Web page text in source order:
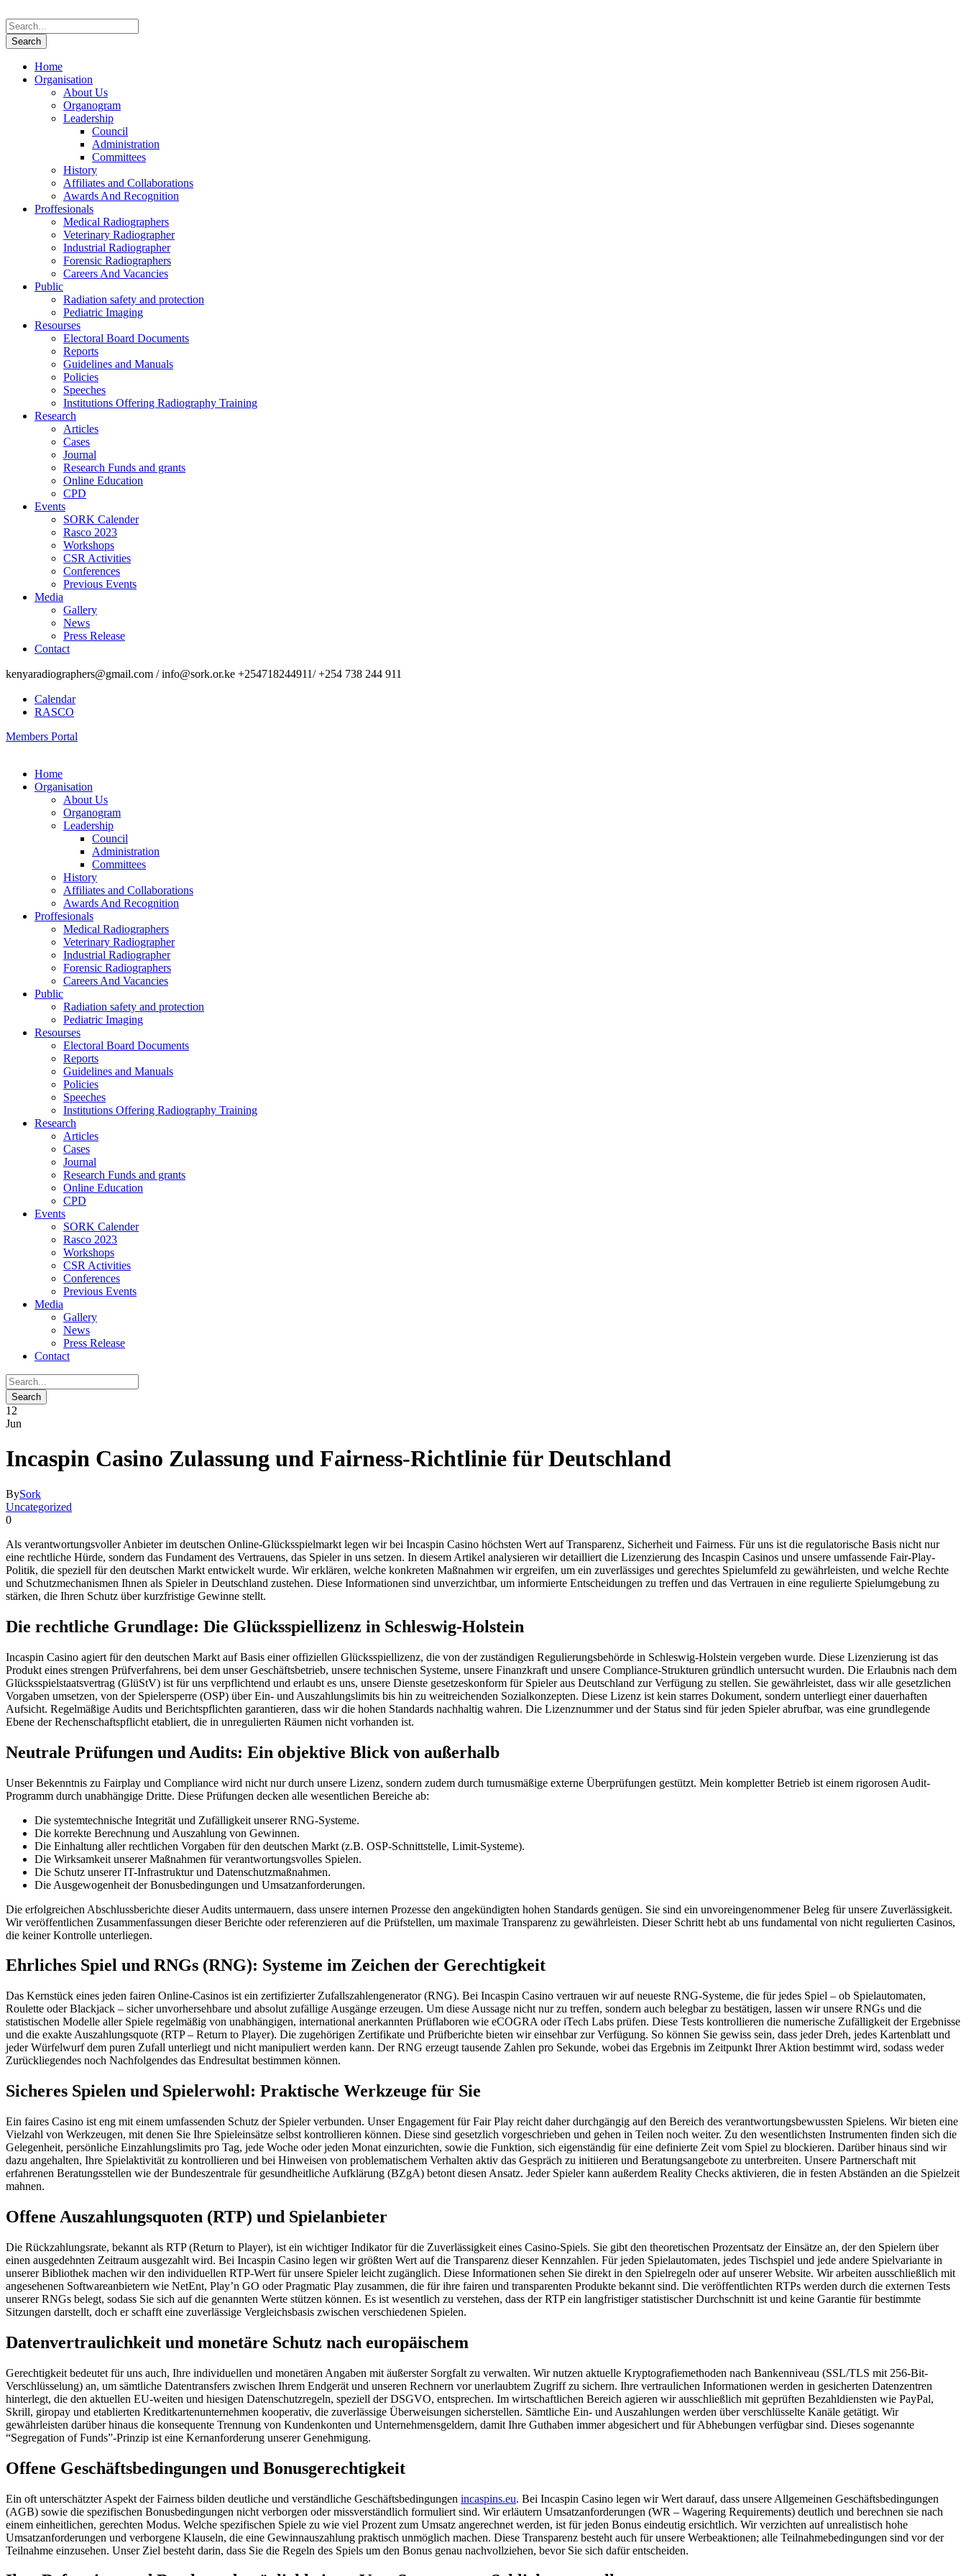
Home
Organisation
About Us
Organogram
Leadership
Council
Administration
Committees
History
Affiliates and Collaborations
Awards And Recognition
Proffesionals
Medical Radiographers
Veterinary Radiographer
Industrial Radiographer
Forensic Radiographers
Careers And Vacancies
Public
Radiation safety and protection
Pediatric Imaging
Resourses
Electoral Board Documents
Reports
Guidelines and Manuals
Policies
Speeches
Institutions Offering Radiography Training
Research
Articles
Cases
Journal
Research Funds and grants
Online Education
CPD
Events
SORK Calender
Rasco 2023
Workshops
CSR Activities
Conferences
Previous Events
Media
Gallery
News
Press Release
Contact
kenyaradiographers@gmail.com / info@sork.or.ke +254718244911/ +254 738 244 911
Calendar
RASCO
Members Portal
Home
Organisation
About Us
Organogram
Leadership
Council
Administration
Committees
History
Affiliates and Collaborations
Awards And Recognition
Proffesionals
Medical Radiographers
Veterinary Radiographer
Industrial Radiographer
Forensic Radiographers
Careers And Vacancies
Public
Radiation safety and protection
Pediatric Imaging
Resourses
Electoral Board Documents
Reports
Guidelines and Manuals
Policies
Speeches
Institutions Offering Radiography Training
Research
Articles
Cases
Journal
Research Funds and grants
Online Education
CPD
Events
SORK Calender
Rasco 2023
Workshops
CSR Activities
Conferences
Previous Events
Media
Gallery
News
Press Release
Contact
12
Jun
Incaspin Casino Zulassung und Fairness-Richtlinie für Deutschland
BySork
Uncategorized
0
Als verantwortungsvoller Anbieter im deutschen Online-Glücksspielmarkt legen wir bei Incaspin Casino höchsten Wert auf Transparenz, Sicherheit und Fairness. Für uns ist die regulatorische Basis nicht nur
eine rechtliche Hürde, sondern das Fundament des Vertrauens, das Spieler in uns setzen. In diesem Artikel analysieren wir detailliert die Lizenzierung des Incaspin Casinos und unsere umfassende Fair-Play-
Politik, die speziell für den deutschen Markt entwickelt wurde. Wir erklären, welche konkreten Maßnahmen wir ergreifen, um ein zuverlässiges und gerechtes Spielumfeld zu gewährleisten, und welche Rechte
und Schutzmechanismen Ihnen als Spieler in Deutschland zustehen. Diese Informationen sind unverzichtbar, um informierte Entscheidungen zu treffen und das Vertrauen in eine regulierte Spielumgebung zu
stärken, die Ihren Schutz über kurzfristige Gewinne stellt.
Die rechtliche Grundlage: Die Glücksspiellizenz in Schleswig-Holstein
Incaspin Casino agiert für den deutschen Markt auf Basis einer offiziellen Glücksspiellizenz, die von der zuständigen Regulierungsbehörde in Schleswig-Holstein vergeben wurde. Diese Lizenzierung ist das
Produkt eines strengen Prüfverfahrens, bei dem unser Geschäftsbetrieb, unsere technischen Systeme, unsere Finanzkraft und unsere Compliance-Strukturen gründlich untersucht wurden. Die Erlaubnis nach dem
Glücksspielstaatsvertrag (GlüStV) ist für uns verpflichtend und erlaubt es uns, unsere Dienste gesetzeskonform für Spieler aus Deutschland zur Verfügung zu stellen. Sie gewährleistet, dass wir alle gesetzlichen
Vorgaben umsetzen, von der Spielersperre (OSP) über Ein- und Auszahlungslimits bis hin zu weitreichenden Sozialkonzepten. Diese Lizenz ist kein starres Dokument, sondern unterliegt einer dauerhaften
Aufsicht. Regelmäßige Audits und Berichtspflichten garantieren, dass wir die hohen Standards nachhaltig wahren. Die Lizenznummer und der Status sind für jeden Spieler abrufbar, was eine grundlegende
Ebene der Rechenschaftspflicht etabliert, die in unregulierten Räumen nicht vorhanden ist.
Neutrale Prüfungen und Audits: Ein objektive Blick von außerhalb
Unser Bekenntnis zu Fairplay und Compliance wird nicht nur durch unsere Lizenz, sondern zudem durch turnusmäßige externe Überprüfungen gestützt. Mein kompletter Betrieb ist einem rigorosen Audit-
Programm durch unabhängige Dritte. Diese Prüfungen decken alle wesentlichen Bereiche ab:
Die systemtechnische Integrität und Zufälligkeit unserer RNG-Systeme.
Die korrekte Berechnung und Auszahlung von Gewinnen.
Die Einhaltung aller rechtlichen Vorgaben für den deutschen Markt (z.B. OSP-Schnittstelle, Limit-Systeme).
Die Wirksamkeit unserer Maßnahmen für verantwortungsvolles Spielen.
Die Schutz unserer IT-Infrastruktur und Datenschutzmaßnahmen.
Die Ausgewogenheit der Bonusbedingungen und Umsatzanforderungen.
Die erfolgreichen Abschlussberichte dieser Audits untermauern, dass unsere internen Prozesse den angekündigten hohen Standards genügen. Sie sind ein unvoreingenommener Beleg für unsere Zuverlässigkeit.
Wir veröffentlichen Zusammenfassungen dieser Berichte oder referenzieren auf die Prüfstellen, um maximale Transparenz zu gewährleisten. Dieser Schritt hebt ab uns fundamental von nicht regulierten Casinos,
die keiner Kontrolle unterliegen.
Ehrliches Spiel und RNGs (RNG): Systeme im Zeichen der Gerechtigkeit
Das Kernstück eines jeden fairen Online-Casinos ist ein zertifizierter Zufallszahlengenerator (RNG). Bei Incaspin Casino vertrauen wir auf neueste RNG-Systeme, die für jedes Spiel – ob Spielautomaten,
Roulette oder Blackjack – sicher unvorhersehbare und absolut zufällige Ausgänge erzeugen. Um diese Aussage nicht nur zu treffen, sondern auch belegbar zu bestätigen, lassen wir unsere RNGs und die
statistischen Modelle aller Spiele regelmäßig von unabhängigen, international anerkannten Prüflaboren wie eCOGRA oder iTech Labs prüfen. Diese Tests kontrollieren die numerische Zufälligkeit der Ergebnisse
und die exakte Auszahlungsquote (RTP – Return to Player). Die zugehörigen Zertifikate und Prüfberichte bieten wir einsehbar zur Verfügung. So können Sie gewiss sein, dass jeder Dreh, jedes Kartenblatt und
jeder Würfelwurf dem puren Zufall unterliegt und nicht manipuliert werden kann. Der RNG erzeugt tausende Zahlen pro Sekunde, wobei das Ergebnis im Zeitpunkt Ihrer Aktion bestimmt wird, sodass weder
Zurückliegendes noch Nachfolgendes das Endresultat bestimmen können.
Sicheres Spielen und Spielerwohl: Praktische Werkzeuge für Sie
Ein faires Casino ist eng mit einem umfassenden Schutz der Spieler verbunden. Unser Engagement für Fair Play reicht daher durchgängig auf den Bereich des verantwortungsbewussten Spielens. Wir bieten eine
Vielzahl von Werkzeugen, mit denen Sie Ihre Spieleinsätze selbst kontrollieren können. Diese sind gesetzlich vorgeschrieben und gehen in Teilen noch weiter. Zu den wesentlichsten Instrumenten finden sich die
Gelegenheit, persönliche Einzahlungslimits pro Tag, jede Woche oder jeden Monat einzurichten, sowie die Funktion, sich eigenständig für eine definierte Zeit vom Spiel zu blockieren. Darüber hinaus sind wir
dazu angehalten, Ihre Spielaktivität zu kontrollieren und bei Hinweisen von problematischem Verhalten aktiv das Gespräch zu initiieren und Beratungsangebote zu unterbreiten. Unsere Partnerschaft mit
erfahrenen Beratungsstellen wie der Bundeszentrale für gesundheitliche Aufklärung (BZgA) betont diesen Ansatz. Jeder Spieler kann außerdem Reality Checks aktivieren, die in festen Abständen an die Spielzeit
mahnen.
Offene Auszahlungsquoten (RTP) und Spielanbieter
Die Rückzahlungsrate, bekannt als RTP (Return to Player), ist ein wichtiger Indikator für die Zuverlässigkeit eines Casino-Spiels. Sie gibt den theoretischen Prozentsatz der Einsätze an, der den Spielern über
einen ausgedehnten Zeitraum ausgezahlt wird. Bei Incaspin Casino legen wir größten Wert auf die Transparenz dieser Kennzahlen. Für jeden Spielautomaten, jedes Tischspiel und jede andere Spielvariante in
unserer Bibliothek machen wir den individuellen RTP-Wert für unsere Spieler leicht zugänglich. Diese Informationen sehen Sie direkt in den Spielregeln oder auf unserer Website. Wir arbeiten ausschließlich mit
angesehenen Softwareanbietern wie NetEnt, Play’n GO oder Pragmatic Play zusammen, die für ihre fairen und transparenten Produkte bekannt sind. Die veröffentlichten RTPs werden durch die externen Tests
unserer RNGs belegt, sodass Sie sich auf die genannten Werte stützen können. Es ist wesentlich zu verstehen, dass der RTP ein langfristiger statistischer Durchschnitt ist und keine Garantie für bestimmte
Sitzungen darstellt, doch er schafft eine zuverlässige Vergleichsbasis zwischen verschiedenen Spielen.
Datenvertraulichkeit und monetäre Schutz nach europäischem
Gerechtigkeit bedeutet für uns auch, Ihre individuellen und monetären Angaben mit äußerster Sorgfalt zu verwalten. Wir nutzen aktuelle Kryptografiemethoden nach Bankenniveau (SSL/TLS mit 256-Bit-
Verschlüsselung) an, um sämtliche Datentransfers zwischen Ihrem Endgerät und unseren Rechnern vor unerlaubtem Zugriff zu sichern. Ihre vertraulichen Informationen werden in gesicherten Datenzentren
hinterlegt, die den aktuellen EU-weiten und hiesigen Datenschutzregeln, speziell der DSGVO, entsprechen. Im wirtschaftlichen Bereich agieren wir ausschließlich mit geprüften Bezahldiensten wie PayPal,
Skrill, giropay und etablierten Kreditkartenunternehmen kooperativ, die zuverlässige Überweisungen sicherstellen. Sämtliche Ein- und Auszahlungen werden über verschlüsselte Kanäle getätigt. Wir
gewährleisten darüber hinaus die konsequente Trennung von Kundenkonten und Unternehmensgeldern, damit Ihre Guthaben immer abgesichert und für Abhebungen verfügbar sind. Dieses sogenannte
“Segregation of Funds”-Prinzip ist eine Kernanforderung unserer Genehmigung.
Offene Geschäftsbedingungen und Bonusgerechtigkeit
Ein oft unterschätzter Aspekt der Fairness bilden deutliche und verständliche Geschäftsbedingungen incaspins.eu. Bei Incaspin Casino legen wir Wert darauf, dass unsere Allgemeinen Geschäftsbedingungen
(AGB) sowie die spezifischen Bonusbedingungen nicht verborgen oder missverständlich formuliert sind. Wir erläutern Umsatzanforderungen (WR – Wagering Requirements) deutlich und berechnen sie nach
einem einheitlichen, gerechten Modus. Welche spezifischen Spiele zu wie viel Prozent zum Umsatz angerechnet werden, ist für jeden Bonus eindeutig ersichtlich. Wir verzichten auf unrealistisch hohe
Umsatzanforderungen und verborgene Klauseln, die eine Gewinnauszahlung praktisch unmöglich machen. Diese Transparenz besteht auch für unsere Werbeaktionen; alle Teilnahmebedingungen sind vor der
Teilnahme einzusehen. Unser Ziel besteht darin, dass Sie die Regeln des Spiels um den Bonus genau nachvollziehen, bevor Sie sich dafür entscheiden.